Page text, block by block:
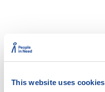
This website uses cookies